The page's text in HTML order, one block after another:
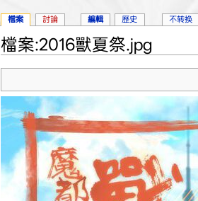
檔案:2016獸夏祭.jpg
檔案 討論 編輯 歷史 不转换